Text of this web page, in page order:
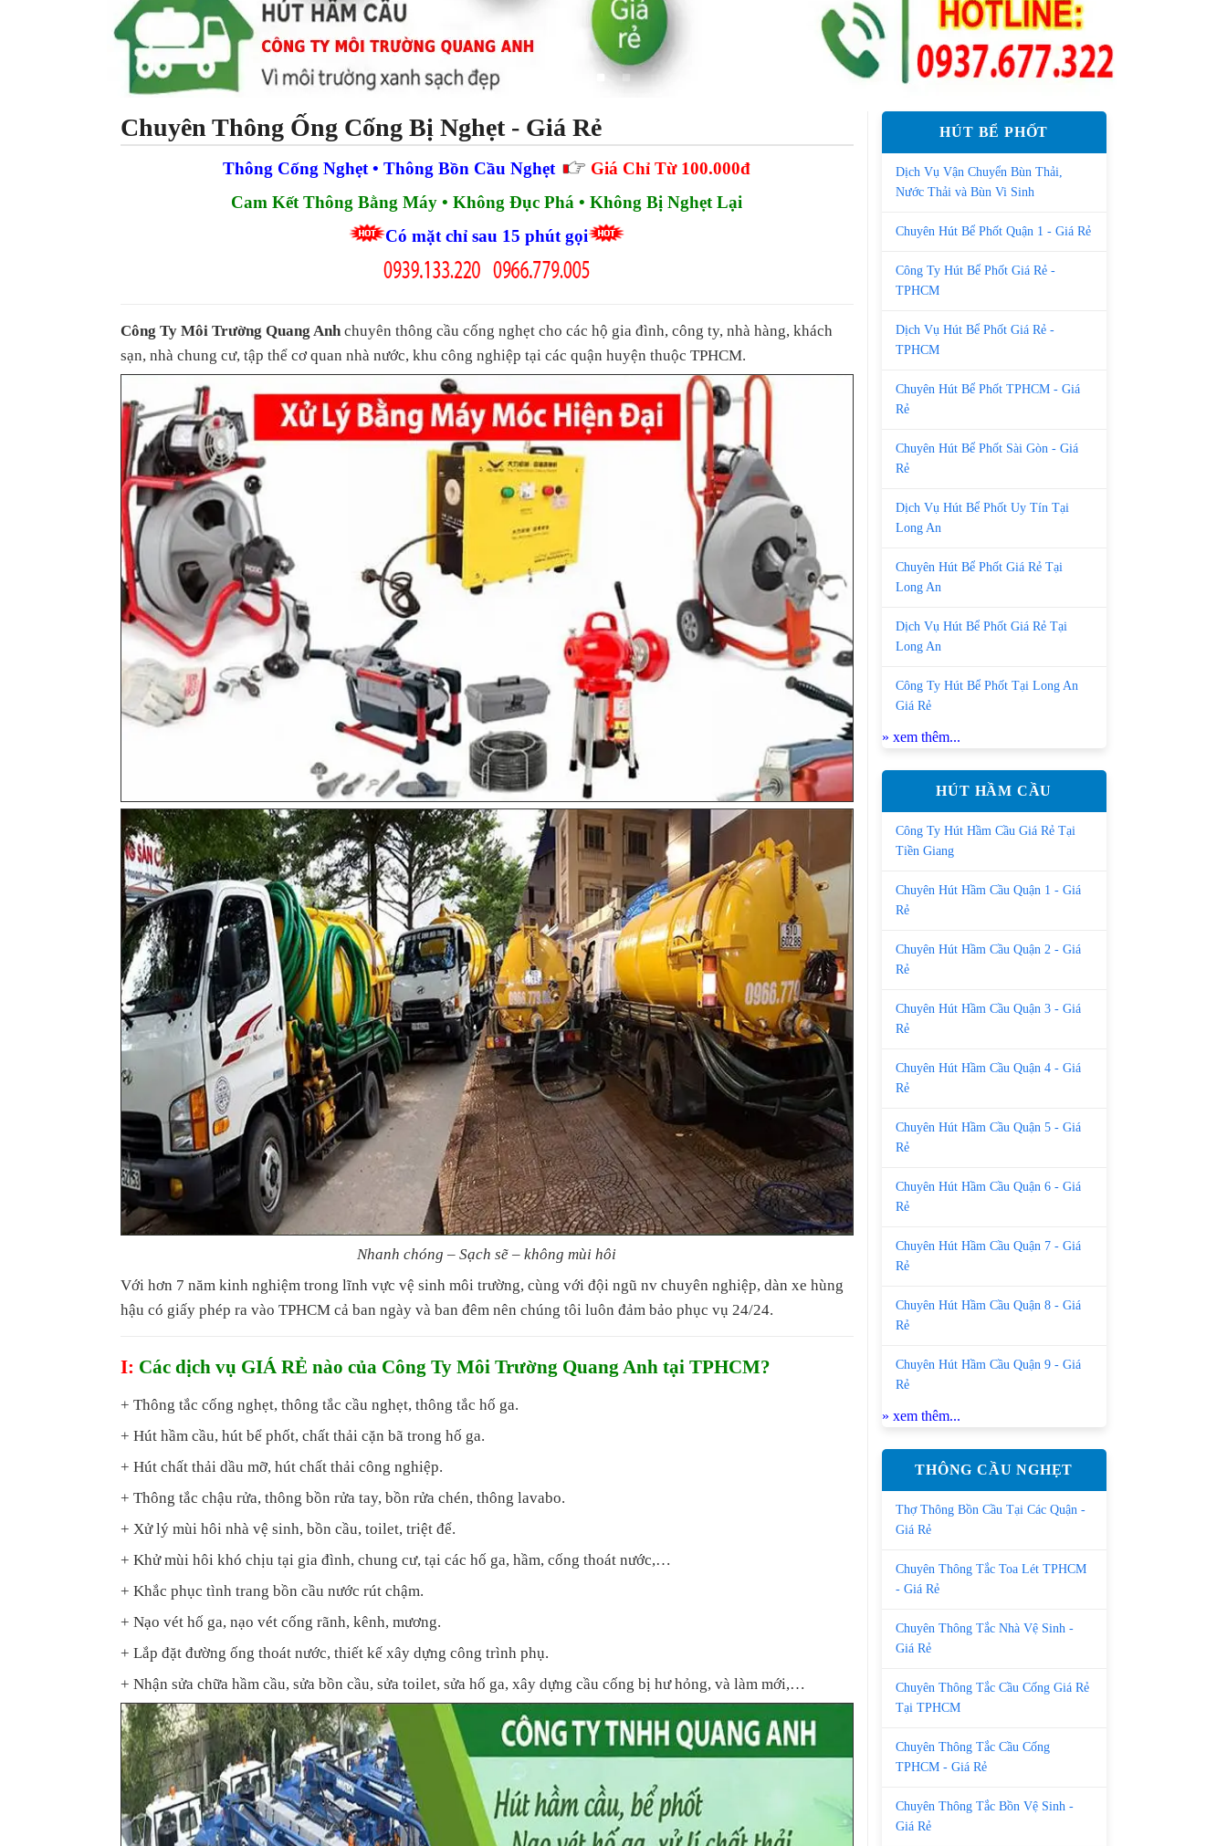
Chuyên Thông Ống Cống Bị Nghẹt - Giá Rẻ
Thông Cống Nghẹt • Thông Bồn Cầu Nghẹt
Giá Chỉ Từ 100.000đ
Cam Kết Thông Bằng Máy • Không Đục Phá • Không Bị Nghẹt Lại
Có mặt chỉ sau 15 phút gọi
Công Ty Môi Trường Quang Anhchuyên thông cầu cống nghẹt cho các hộ gia đình, công ty, nhà hàng, khách
sạn, nhà chung cư, tập thể cơ quan nhà nước, khu công nghiệp tại các quận huyện thuộc TPHCM.
Nhanh chóng – Sạch sẽ – không mùi hôi
Với hơn 7 năm kinh nghiệm trong lĩnh vực vệ sinh môi trường, cùng với đội ngũ nv chuyên nghiệp, dàn xe hùng
hậu có giấy phép ra vào TPHCM cả ban ngày và ban đêm nên chúng tôi luôn đảm bảo phục vụ 24/24.
I: Các dịch vụ GIÁ RẺ nào của Công Ty Môi Trường Quang Anh tại TPHCM?
+ Thông tắc cống nghẹt, thông tắc cầu nghẹt, thông tắc hố ga.
+ Hút hầm cầu, hút bể phốt, chất thải cặn bã trong hố ga.
+ Hút chất thải dầu mỡ, hút chất thải công nghiệp.
+ Thông tắc chậu rửa, thông bồn rửa tay, bồn rửa chén, thông lavabo.
+ Xử lý mùi hôi nhà vệ sinh, bồn cầu, toilet, triệt để.
+ Khử mùi hôi khó chịu tại gia đình, chung cư, tại các hố ga, hầm, cống thoát nước,…
+ Khắc phục tình trang bồn cầu nước rút chậm.
+ Nạo vét hố ga, nạo vét cống rãnh, kênh, mương.
+ Lắp đặt đường ống thoát nước, thiết kế xây dựng công trình phụ.
+ Nhận sửa chữa hầm cầu, sửa bồn cầu, sửa toilet, sửa hố ga, xây dựng cầu cống bị hư hỏng, và làm mới,…
HÚT BỂ PHỐT
Dịch Vụ Vận Chuyển Bùn Thải,
Nước Thải và Bùn Vi Sinh
Chuyên Hút Bể Phốt Quận 1 - Giá Rẻ
Công Ty Hút Bể Phốt Giá Rẻ -
TPHCM
Dịch Vụ Hút Bể Phốt Giá Rẻ -
TPHCM
Chuyên Hút Bể Phốt TPHCM - Giá
Rẻ
Chuyên Hút Bể Phốt Sài Gòn - Giá
Rẻ
Dịch Vụ Hút Bể Phốt Uy Tín Tại
Long An
Chuyên Hút Bể Phốt Giá Rẻ Tại
Long An
Dịch Vụ Hút Bể Phốt Giá Rẻ Tại
Long An
Công Ty Hút Bể Phốt Tại Long An
Giá Rẻ
» xem thêm...
HÚT HẦM CẦU
Công Ty Hút Hầm Cầu Giá Rẻ Tại
Tiền Giang
Chuyên Hút Hầm Cầu Quận 1 - Giá
Rẻ
Chuyên Hút Hầm Cầu Quận 2 - Giá
Rẻ
Chuyên Hút Hầm Cầu Quận 3 - Giá
Rẻ
Chuyên Hút Hầm Cầu Quận 4 - Giá
Rẻ
Chuyên Hút Hầm Cầu Quận 5 - Giá
Rẻ
Chuyên Hút Hầm Cầu Quận 6 - Giá
Rẻ
Chuyên Hút Hầm Cầu Quận 7 - Giá
Rẻ
Chuyên Hút Hầm Cầu Quận 8 - Giá
Rẻ
Chuyên Hút Hầm Cầu Quận 9 - Giá
Rẻ
» xem thêm...
THÔNG CẦU NGHẸT
Thợ Thông Bồn Cầu Tại Các Quận -
Giá Rẻ
Chuyên Thông Tắc Toa Lét TPHCM
- Giá Rẻ
Chuyên Thông Tắc Nhà Vệ Sinh -
Giá Rẻ
Chuyên Thông Tắc Cầu Cống Giá Rẻ
Tại TPHCM
Chuyên Thông Tắc Cầu Cống
TPHCM - Giá Rẻ
Chuyên Thông Tắc Bồn Vệ Sinh -
Giá Rẻ